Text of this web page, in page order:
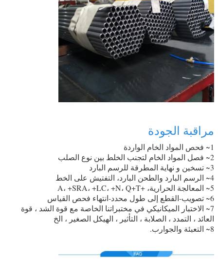
مراقبة الجودة
1~ فحص المواد الخام الواردة
2~ فصل المواد الخام لتجنب الخلط بين نوع الصلب
3~ تسخين و نهاية المطرقة للرسم البارد
4~ الرسم البارد والطحن البارد، التفتيش على الخط
5~ المعالجة الحرارية، +A، +SRA، +LC، +N، Q+T
6~ تصويب-القطع إلى طول محدد-انتهاء فحص القياس
7~ الاختبار الميكانيكي في مختبراتنا الخاصة مع قوة الشد ، قوة
العائد ، التمدد ، الصلابة ، التأثير ، الهيكل الصغير ، الخ
8~ التعبئة والجوارب.